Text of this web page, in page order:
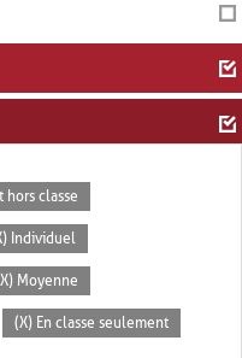
hors classe
Individuel
Moyenne
(X) En classe seulement